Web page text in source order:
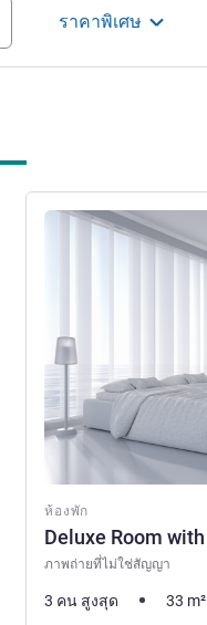
ราคาพิเศษ
ห้องพัก
Deluxe Room with
ภาพถ่ายที่ไม่ใช่สัญญา
ดูรายละเอียด
3 คน สูงสุด 33 m²